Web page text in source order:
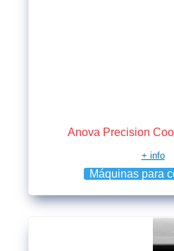
Anova Precision
+ info
Máquinas para